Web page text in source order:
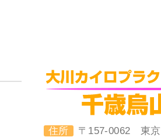
住所 〒157-0062 東京